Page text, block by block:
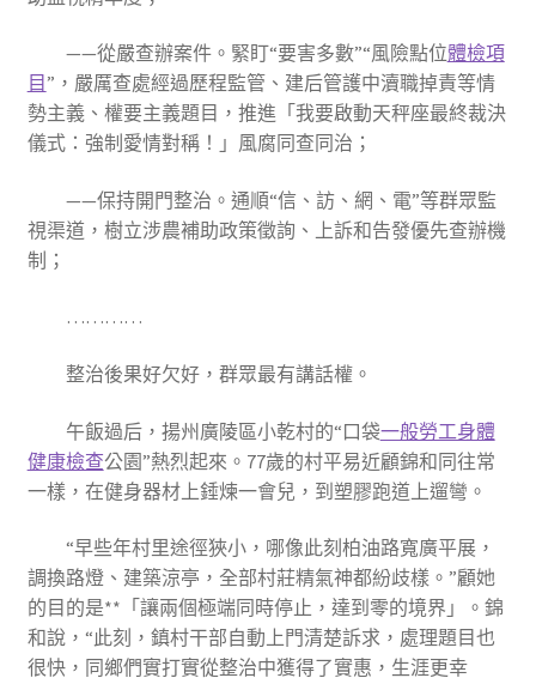
——從嚴查辦案件。緊盯“要害多數”“風險點位體檢項
目”，嚴厲查處經過歷程監管、建后管護中瀆職掉責等情
勢主義、權要主義題目，推進「我要啟動天秤座最終裁決
儀式：強制愛情對稱！」風腐同查同治；
——保持開門整治。通順“信、訪、網、電”等群眾監
視渠道，樹立涉農補助政策徵詢、上訴和告發優先查辦機
制；
…………
整治後果好欠好，群眾最有講話權。
午飯過后，揚州廣陵區小乾村的“口袋一般勞工身體
健康檢查公園”熱烈起來。77歲的村平易近顧錦和同往常
一樣，在健身器材上錘煉一會兒，到塑膠跑道上遛彎。
“早些年村里途徑狹小，哪像此刻柏油路寬廣平展，
調換路燈、建築涼亭，全部村莊精氣神都紛歧樣。”顧她
的目的是**「讓兩個極端同時停止，達到零的境界」。錦
和說，“此刻，鎮村干部自動上門清楚訴求，處理題目也
很快，同鄉們實打實從整治中獲得了實惠，生涯更幸